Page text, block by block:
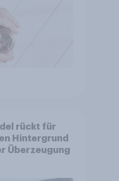
rückt für
Hintergrund
Überzeugung